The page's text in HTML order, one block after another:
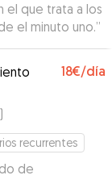
el que trata a los
el minuto uno.”
18€/día
)
recurrentes
de